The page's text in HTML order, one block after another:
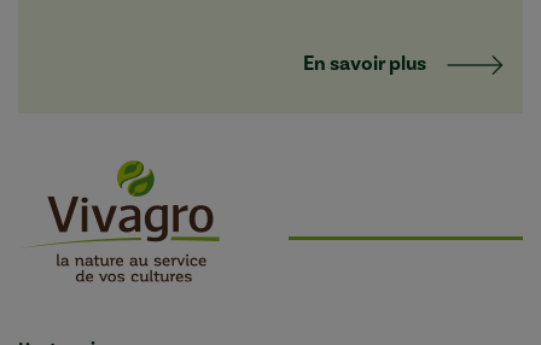
En savoir plus